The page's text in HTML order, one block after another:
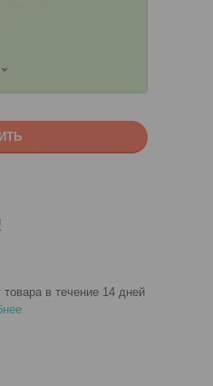
товара в течение 14 дней